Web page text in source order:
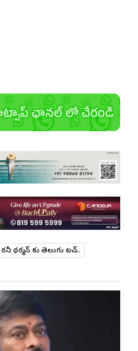
రజినీ ధర్మన్ కు తెలుగు టచ్..